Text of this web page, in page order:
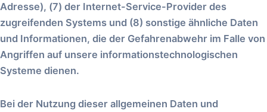
Adresse), (7) der Internet-Service-Provider des
zugreifenden Systems und (8) sonstige ähnliche Daten
und Informationen, die der Gefahrenabwehr im Falle von
Angriffen auf unsere informationstechnologischen
Systeme dienen.
Bei der Nutzung dieser allgemeinen Daten und